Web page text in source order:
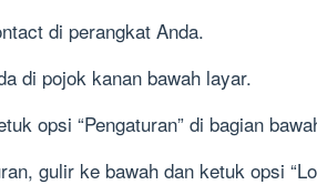
di perangkat Anda.
di pojok kanan bawah layar.
opsi “Pengaturan” di bagian
gulir ke bawah dan ketuk opsi